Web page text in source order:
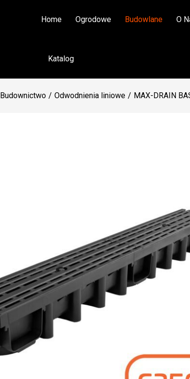
Home Ogrodowe Budowlane O
Katalog
Budownictwo Odwodnienia liniowe MAX-DRAIN